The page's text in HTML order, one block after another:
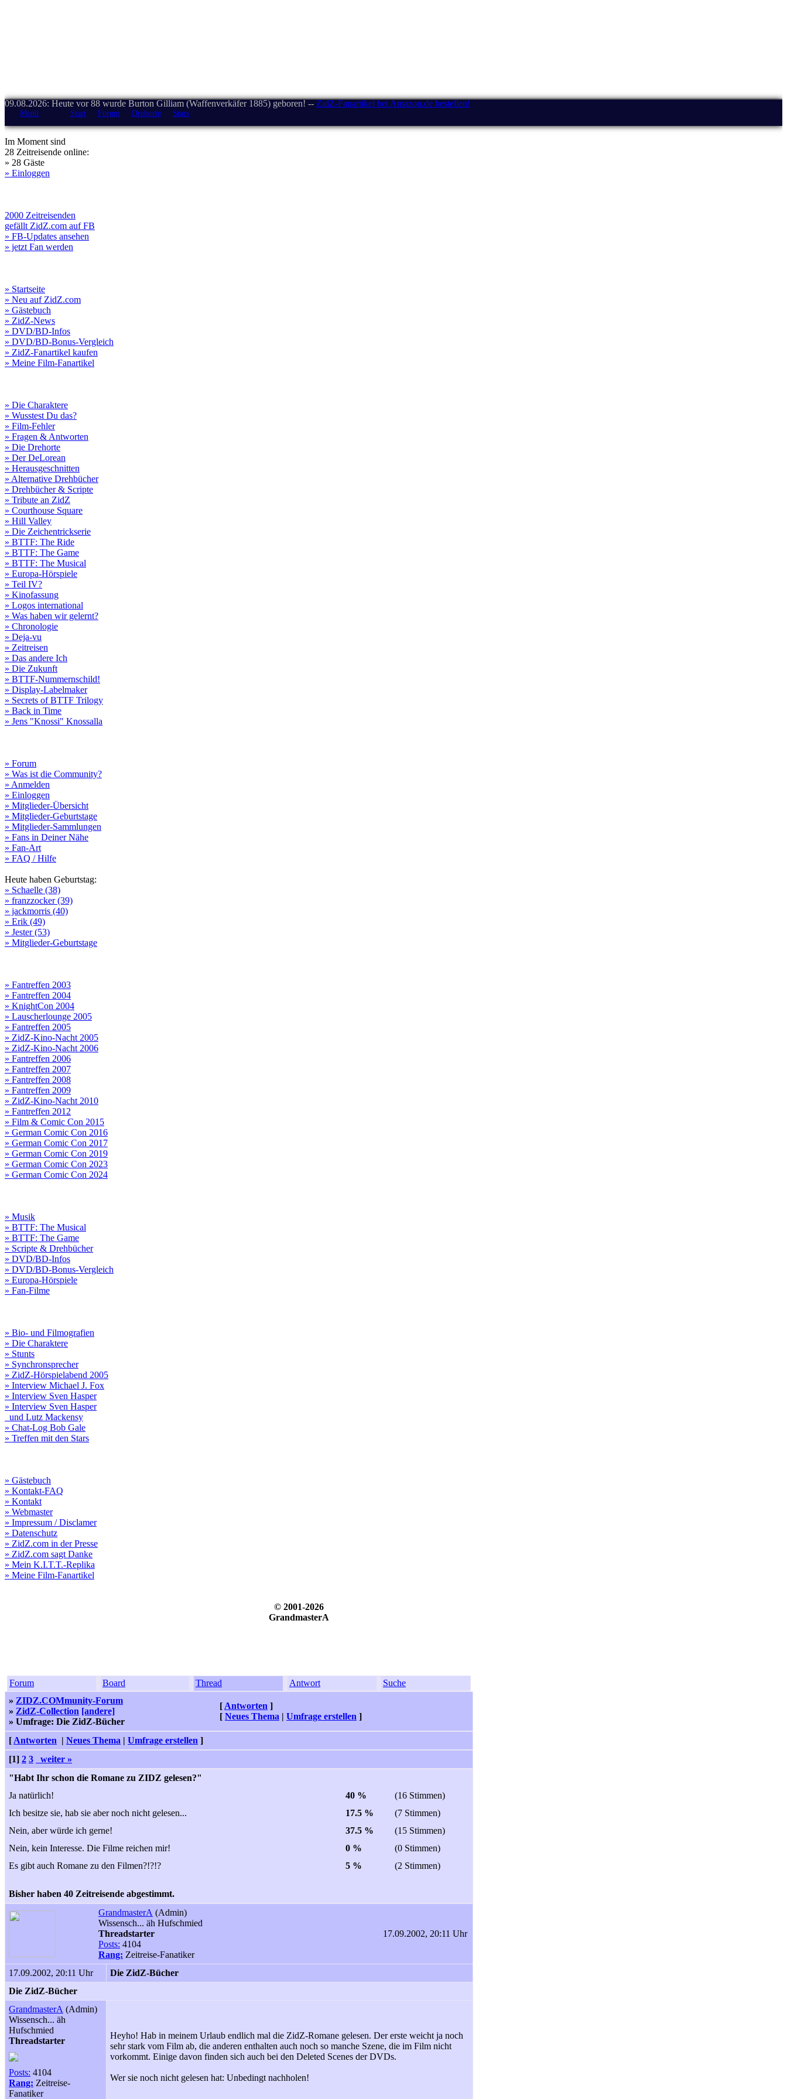
09.08.2026: Heute vor 88 wurde Burton Gilliam (Waffenverkäfer 1885) geboren! -- ZidZ-Fanartikel bei Amazon.de bestellen!
Menü Start Forum Drehorte Stars
Im Moment sind
28 Zeitreisende online:
» 28 Gäste
» Einloggen
2000 Zeitreisenden
gefällt ZidZ.com auf FB
» FB-Updates ansehen
» jetzt Fan werden
» Startseite
» Neu auf ZidZ.com
» Gästebuch
» ZidZ-News
» DVD/BD-Infos
» DVD/BD-Bonus-Vergleich
» ZidZ-Fanartikel kaufen
» Meine Film-Fanartikel
» Die Charaktere
» Wusstest Du das?
» Film-Fehler
» Fragen & Antworten
» Die Drehorte
» Der DeLorean
» Herausgeschnitten
» Alternative Drehbücher
» Drehbücher & Scripte
» Tribute an ZidZ
» Courthouse Square
» Hill Valley
» Die Zeichentrickserie
» BTTF: The Ride
» BTTF: The Game
» BTTF: The Musical
» Europa-Hörspiele
» Teil IV?
» Kinofassung
» Logos international
» Was haben wir gelernt?
» Chronologie
» Deja-vu
» Zeitreisen
» Das andere Ich
» Die Zukunft
» BTTF-Nummernschild!
» Display-Labelmaker
» Secrets of BTTF Trilogy
» Back in Time
» Jens "Knossi" Knossalla
» Forum
» Was ist die Community?
» Anmelden
» Einloggen
» Mitglieder-Übersicht
» Mitglieder-Geburtstage
» Mitglieder-Sammlungen
» Fans in Deiner Nähe
» Fan-Art
» FAQ / Hilfe
Heute haben Geburtstag:
» Schaelle (38)
» franzzocker (39)
» jackmorris (40)
» Erik (49)
» Jester (53)
» Mitglieder-Geburtstage
» Fantreffen 2003
» Fantreffen 2004
» KnightCon 2004
» Lauscherlounge 2005
» Fantreffen 2005
» ZidZ-Kino-Nacht 2005
» ZidZ-Kino-Nacht 2006
» Fantreffen 2006
» Fantreffen 2007
» Fantreffen 2008
» Fantreffen 2009
» ZidZ-Kino-Nacht 2010
» Fantreffen 2012
» Film & Comic Con 2015
» German Comic Con 2016
» German Comic Con 2017
» German Comic Con 2019
» German Comic Con 2023
» German Comic Con 2024
» Musik
» BTTF: The Musical
» BTTF: The Game
» Scripte & Drehbücher
» DVD/BD-Infos
» DVD/BD-Bonus-Vergleich
» Europa-Hörspiele
» Fan-Filme
» Bio- und Filmografien
» Die Charaktere
» Stunts
» Synchronsprecher
» ZidZ-Hörspielabend 2005
» Interview Michael J. Fox
» Interview Sven Hasper
» Interview Sven Hasper
und Lutz Mackensy
» Chat-Log Bob Gale
» Treffen mit den Stars
» Gästebuch
» Kontakt-FAQ
» Kontakt
» Webmaster
» Impressum / Disclamer
» Datenschutz
» ZidZ.com in der Presse
» ZidZ.com sagt Danke
» Mein K.I.T.T.-Replika
» Meine Film-Fanartikel
© 2001-2026
GrandmasterA
Forum Board Thread Antwort
Suche
» ZIDZ.COMmunity-Forum
» ZidZ-Collection [andere]
» Umfrage: Die ZidZ-Bücher
[ Antworten ]
[ Neues Thema | Umfrage erstellen ]
[ Antworten | Neues Thema | Umfrage erstellen ]
[1] 2 3
weiter »
"Habt Ihr schon die Romane zu ZIDZ gelesen?"
Ja natürlich!
40 %
(16 Stimmen)
Ich besitze sie, hab sie aber noch nicht gelesen...
17.5 %
(7 Stimmen)
Nein, aber würde ich gerne!
37.5 %
(15 Stimmen)
Nein, kein Interesse. Die Filme reichen mir!
0 %
(0 Stimmen)
Es gibt auch Romane zu den Filmen?!?!?
5 % (2 Stimmen)
Bisher haben 40 Zeitreisende abgestimmt.
GrandmasterA (Admin)
Wissensch... äh Hufschmied
Threadstarter
Posts: 4104
Rang: Zeitreise-Fanatiker
17.09.2002, 20:11 Uhr
17.09.2002, 20:11 Uhr
Die ZidZ-Bücher
Die ZidZ-Bücher
GrandmasterA (Admin)
Wissensch... äh
Hufschmied
Threadstarter
Posts: 4104
Rang: Zeitreise-
Fanatiker
Heyho! Hab in meinem Urlaub endlich mal die ZidZ-Romane gelesen. Der erste weicht ja noch
sehr stark vom Film ab, die anderen enthalten auch noch so manche Szene, die im Film nicht
vorkommt. Einige davon finden sich auch bei den Deleted Scenes der DVDs.
Wer sie noch nicht gelesen hat: Unbedingt nachholen!